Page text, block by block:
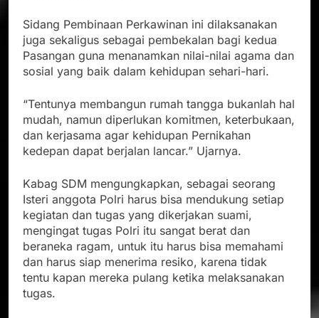
Sidang Pembinaan Perkawinan ini dilaksanakan
juga sekaligus sebagai pembekalan bagi kedua
Pasangan guna menanamkan nilai-nilai agama dan
sosial yang baik dalam kehidupan sehari-hari.
“Tentunya membangun rumah tangga bukanlah hal
mudah, namun diperlukan komitmen, keterbukaan,
dan kerjasama agar kehidupan Pernikahan
kedepan dapat berjalan lancar.” Ujarnya.
Kabag SDM mengungkapkan, sebagai seorang
Isteri anggota Polri harus bisa mendukung setiap
kegiatan dan tugas yang dikerjakan suami,
mengingat tugas Polri itu sangat berat dan
beraneka ragam, untuk itu harus bisa memahami
dan harus siap menerima resiko, karena tidak
tentu kapan mereka pulang ketika melaksanakan
tugas.